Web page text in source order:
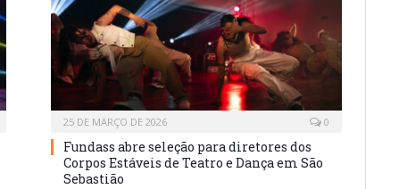
25 DE MARÇO DE 2026 0
Fundass abre seleção para diretores dos
Corpos Estáveis de Teatro e Dança em São
Sebastião